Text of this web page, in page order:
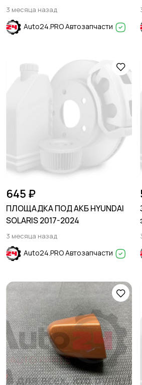
3 месяца назад
Auto24.PRO Автозапчасти
645 ₽
ПЛОЩАДКА ПОД АКБ HYUNDAI
SOLARIS 2017-2024
3 месяца назад
Auto24.PRO Автозапчасти